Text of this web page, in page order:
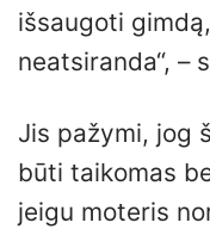
išsaugoti
neatsiranda“, –
Jis pažymi, jog
būti taikomas
jeigu moteris